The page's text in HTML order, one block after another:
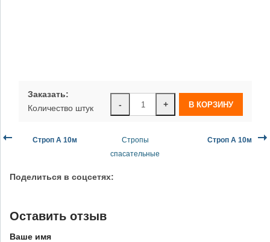
- +
Заказать:
Количество штук
Строп А 10м
Стропы
спасательные
Строп А 10м
Поделиться в соцсетях:
Оставить отзыв
Ваше имя